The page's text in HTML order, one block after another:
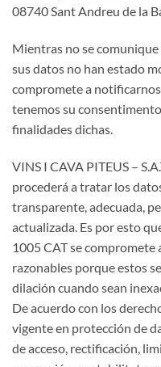
08740 Sant Andreu de la
Mientras no se
sus datos no han estado
compromete a
tenemos su
finalidades dichas.
VINS I CAVA PITEUS –
procederá a tratar los
transparente, adecuada,
actualizada. Es por esto
1005 CAT se
razonables porque estos
dilación cuando sean
De acuerdo con los
vigente en protección de
de acceso, rectificación,